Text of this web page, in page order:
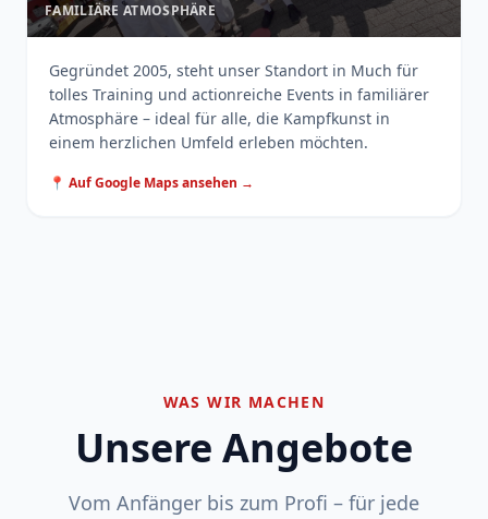
FAMILIÄRE ATMOSPHÄRE
Gegründet 2005, steht unser Standort in Much für
tolles Training und actionreiche Events in familiärer
Atmosphäre – ideal für alle, die Kampfkunst in
einem herzlichen Umfeld erleben möchten.
📍 Auf Google Maps ansehen →
WAS WIR MACHEN
Unsere Angebote
Vom Anfänger bis zum Profi – für jede